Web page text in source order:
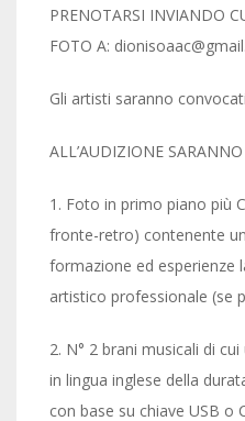
PRENOTARSI INVIANDO
FOTO A:
Gli artisti saranno
ALL’AUDIZIONE
1. Foto in primo piano più
fronte-retro) contenente
formazione ed esperienze
artistico professionale (se
2. N° 2 brani musicali di
in lingua inglese della
con base su chiave USB o